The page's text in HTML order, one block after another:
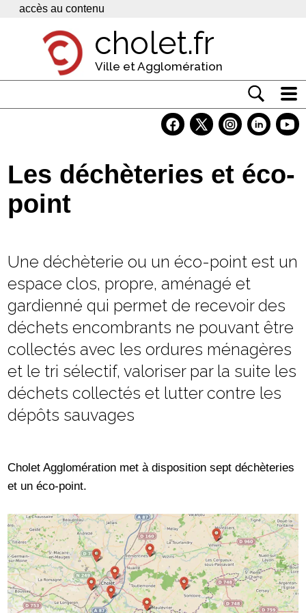
Panneau de gestion des cookies
accès au contenu
cholet.fr
Ville et Agglomération
Economie
Services
Les déchèteries et éco-
point
Une déchèterie ou un éco-point est un
espace clos, propre, aménagé et
gardienné qui permet de recevoir des
déchets encombrants ne pouvant être
collectés avec les ordures ménagères
et le tri sélectif, valoriser par la suite les
déchets collectés et lutter contre les
dépôts sauvages
Cholet Agglomération met à disposition sept déchèteries
et un éco-point.